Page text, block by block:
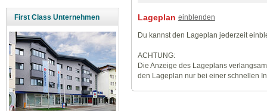
First Class Unternehmen Lageplan einblenden
Du kannst den Lageplan jederzeit
ACHTUNG:
Die Anzeige des Lageplans
den Lageplan nur bei einer schnellen